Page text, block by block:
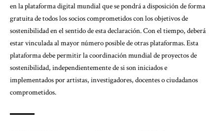
en la plataforma digital mundial que se pondrá a disposición de forma
gratuita de todos los socios comprometidos con los objetivos de
sostenibilidad en el sentido de esta declaración. Con el tiempo, deberá
estar vinculada al mayor número posible de otras plataformas. Esta
plataforma debe permitir la coordinación mundial de proyectos de
sostenibilidad, independientemente de si son iniciados e
implementados por artistas, investigadores, docentes o ciudadanos
comprometidos.